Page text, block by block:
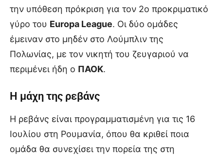
την υπόθεση πρόκριση για τον 2ο προκριματικό
γύρο του Europa League. Οι δύο ομάδες
έμειναν στο μηδέν στο Λούμπλιν της
Πολωνίας, με τον νικητή του ζευγαριού να
περιμένει ήδη ο ΠΑΟΚ.
Η μάχη της ρεβάνς
Η ρεβάνς είναι προγραμματισμένη για τις 16
Ιουλίου στη Ρουμανία, όπου θα κριθεί ποια
ομάδα θα συνεχίσει την πορεία της στη